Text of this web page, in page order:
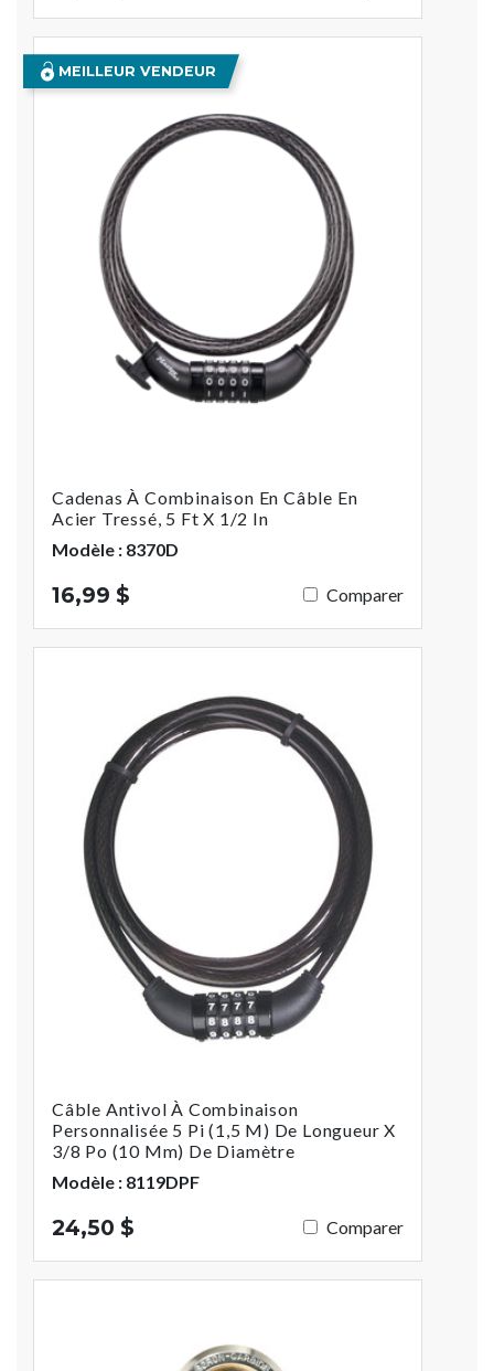
MEILLEUR VENDEUR
Cadenas À Combinaison En Câble En
Acier Tressé, 5 Ft X 1/2 In
Modèle : 8370D
16,99 $ Comparer
Câble Antivol À Combinaison
Personnalisée 5 Pi (1,5 M) De Longueur X
3/8 Po (10 Mm) De Diamètre
Modèle : 8119DPF
24,50 $ Comparer